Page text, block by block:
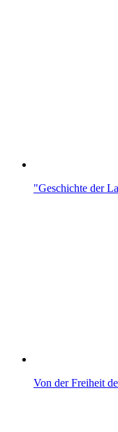
"Geschichte der
Von der Freiheit